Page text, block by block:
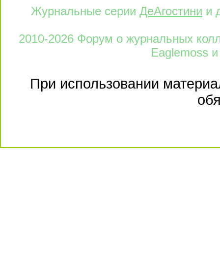
Журнальные серии ДеАгостини и
2010-2026 Форум о журнальных
Eaglemoss и
При использовании